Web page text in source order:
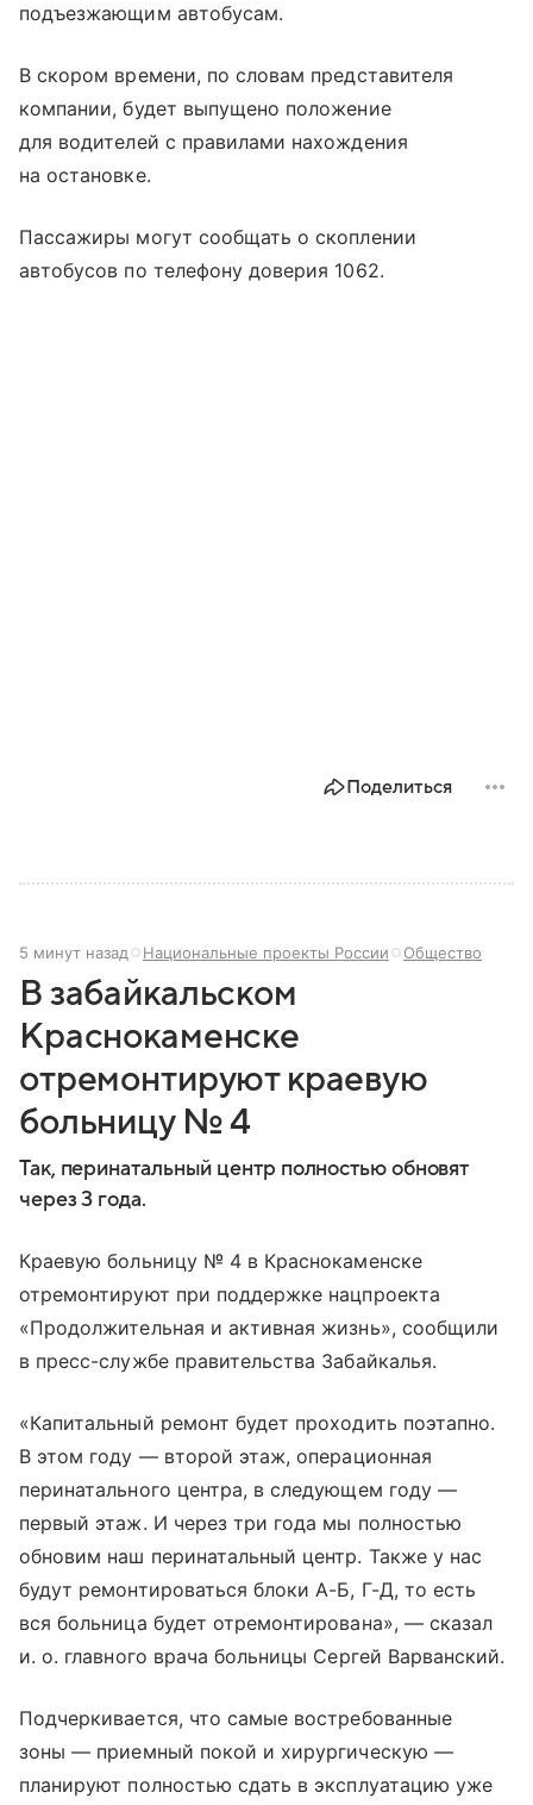
подъезжающим автобусам.
В скором времени, по словам представителя
компании, будет выпущено положение
для водителей с правилами нахождения
на остановке.
Пассажиры могут сообщать о скоплении
автобусов по телефону доверия 1062.
Поделиться
5 минут назад Национальные проекты России Общество
В забайкальском
Краснокаменске
отремонтируют краевую
больницу № 4
Так, перинатальный центр полностью обновят
через 3 года.
Краевую больницу № 4 в Краснокаменске
отремонтируют при поддержке нацпроекта
«Продолжительная и активная жизнь», сообщили
в пресс-службе правительства Забайкалья.
«Капитальный ремонт будет проходить поэтапно.
В этом году — второй этаж, операционная
перинатального центра, в следующем году —
первый этаж. И через три года мы полностью
обновим наш перинатальный центр. Также у нас
будут ремонтироваться блоки А-Б, Г-Д, то есть
вся больница будет отремонтирована», — сказал
и. о. главного врача больницы Сергей Варванский.
Подчеркивается, что самые востребованные
зоны — приемный покой и хирургическую —
планируют полностью сдать в эксплуатацию уже